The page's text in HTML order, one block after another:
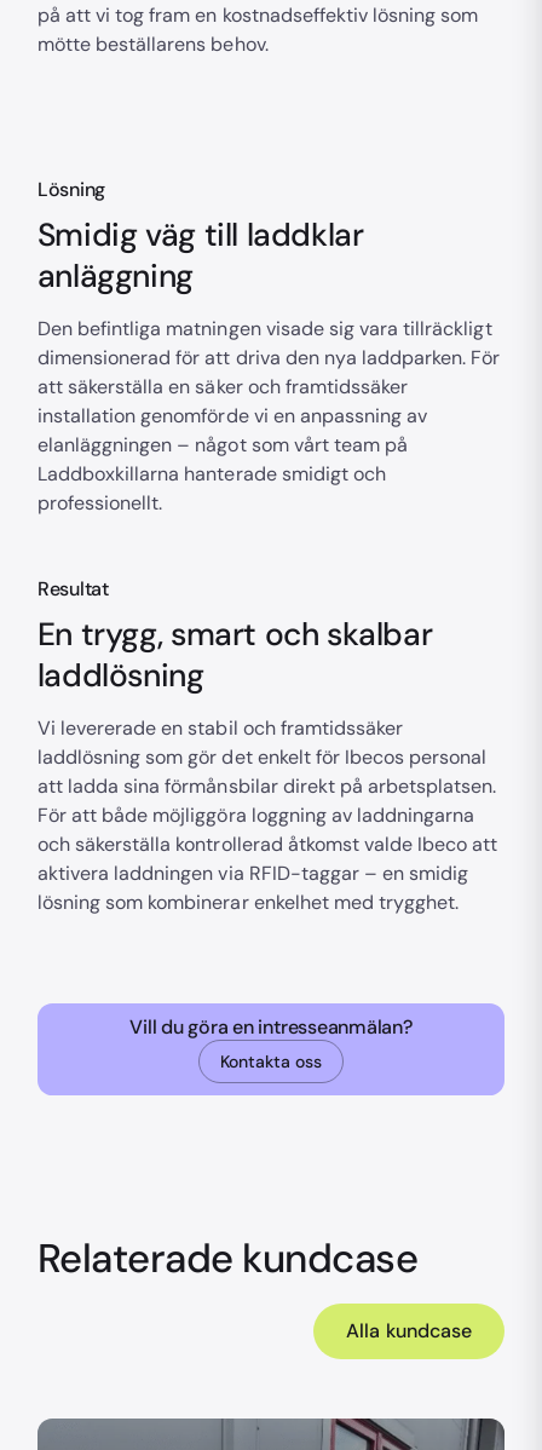
på att vi tog fram en kostnadseffektiv lösning som
mötte beställarens behov.
Lösning
Smidig väg till laddklar
anläggning
Den befintliga matningen visade sig vara tillräckligt
dimensionerad för att driva den nya laddparken. För
att säkerställa en säker och framtidssäker
installation genomförde vi en anpassning av
elanläggningen – något som vårt team på
Laddboxkillarna hanterade smidigt och
professionellt.
Resultat
En trygg, smart och skalbar
laddlösning
Vi levererade en stabil och framtidssäker
laddlösning som gör det enkelt för Ibecos personal
att ladda sina förmånsbilar direkt på arbetsplatsen.
För att både möjliggöra loggning av laddningarna
och säkerställa kontrollerad åtkomst valde Ibeco att
aktivera laddningen via RFID-taggar – en smidig
lösning som kombinerar enkelhet med trygghet.
Vill du göra en intresseanmälan?
Kontakta oss
Relaterade kundcase
Alla kundcase